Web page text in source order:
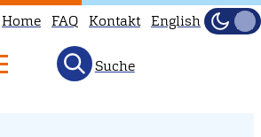
Home FAQ Kontakt English
Hell
Suche